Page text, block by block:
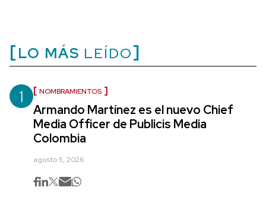
LO MÁS LEÍDO
1 NOMBRAMIENTOS
Armando Martínez es el nuevo Chief
Media Officer de Publicis Media
Colombia
agosto 5, 2026